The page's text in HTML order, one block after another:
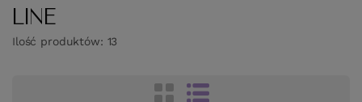
LINE
Ilość produktów: 13